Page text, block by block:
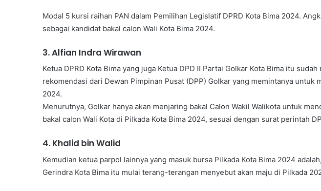
Modal 5 kursi raihan PAN dalam Pemilihan Legislatif DPRD Kota Bima 2024.
sebagai kandidat bakal calon Wali Kota Bima 2024.
3.⁠ ⁠Alfian Indra Wirawan
Ketua DPRD Kota Bima yang juga Ketua DPD II Partai Golkar Kota Bima itu
rekomendasi dari Dewan Pimpinan Pusat (DPP) Golkar yang memintanya untuk
2024.
Menurutnya, Golkar hanya akan menjaring bakal Calon Wakil Walikota untuk
bakal calon Wali Kota di Pilkada Kota Bima 2024, sesuai dengan surat perintah
4.⁠ ⁠Khalid bin Walid
Kemudian ketua parpol lainnya yang masuk bursa Pilkada Kota Bima 2024
Gerindra Kota Bima itu mulai terang-terangan menyebut akan maju di Pilkada